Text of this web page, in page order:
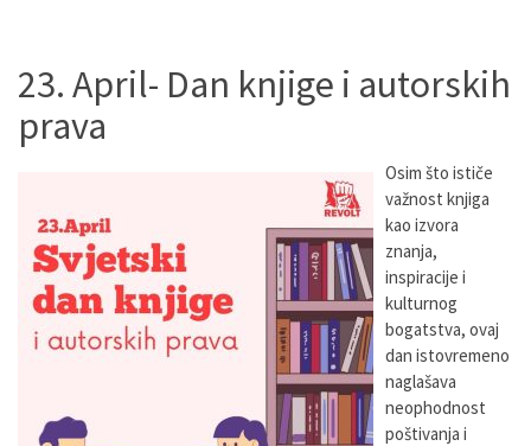
23. April- Dan knjige i autorskih
prava
Osim što ističe
važnost knjiga
kao izvora
znanja,
inspiracije i
kulturnog
bogatstva, ovaj
dan istovremeno
naglašava
neophodnost
poštivanja i